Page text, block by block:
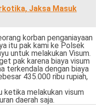
Jaksa Masuk
korban penganiayaan
itu pak kami ke Polsek
untuk melakukan Visum.
pak karena biaya visum
terkendala dengan biaya
435.000 ribu rupiah,
ketika melakukan visum
daerah saja.